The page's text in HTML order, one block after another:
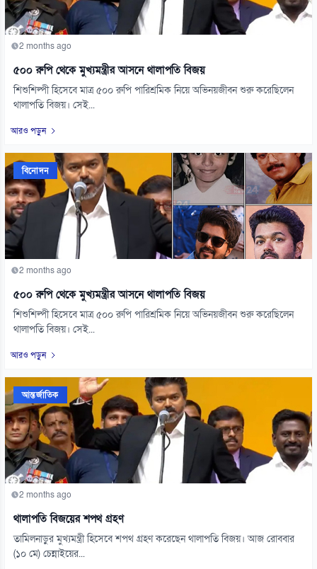
2 months ago
৫০০ রুপি থেকে মুখ্যমন্ত্রীর আসনে থালাপতি বিজয়
শিশুশিল্পী হিসেবে মাত্র ৫০০ রুপি পারিশ্রমিক নিয়ে অভিনয়জীবন শুরু করেছিলেন
থালাপতি বিজয়। সেই...
আরও পড়ুন
বিনোদন
2 months ago
৫০০ রুপি থেকে মুখ্যমন্ত্রীর আসনে থালাপতি বিজয়
শিশুশিল্পী হিসেবে মাত্র ৫০০ রুপি পারিশ্রমিক নিয়ে অভিনয়জীবন শুরু করেছিলেন
থালাপতি বিজয়। সেই...
আরও পড়ুন
আন্তর্জাতিক
2 months ago
থালাপতি বিজয়ের শপথ গ্রহণ
তামিলনাড়ুর মুখ্যমন্ত্রী হিসেবে শপথ গ্রহণ করেছেন থালাপতি বিজয়। আজ রোববার
(১০ মে) চেন্নাইয়ের...